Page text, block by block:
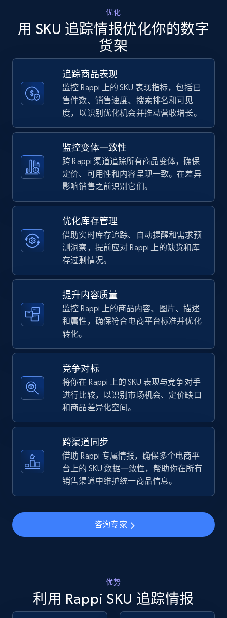
Walmart - products - Discover products by
using sku numbers
URL, Final price, Sku, Currency, Gtin,
Specifications, Image urls, Top reviews, and
more.
875+ 立即开始
URL, Title, Available, Description, Currency, Initial
price, Final price, Discount percent, and more.
TikTok Shop - category
URL, Title, Available, Description, Currency, Initial
667+
TikTok Shop - Collect TikTok shop products
URL, Title, Available, Description, Currency, Initial
price, Final price, Discount percent, and more.
TikTok Shop - discover records by shop url
URL, Title, Available, Description, Currency, Initial
667+
Seller id, URL, Seller name, Description, Detailed
info, Stars, Feedbacks, Return policy, and more.
优化
用 SKU 追踪情报优化你的数字
货架
追踪商品表现
监控 Rappi 上的 SKU 表现指标，包括已
售件数、销售速度、搜索排名和可见
度，以识别优化机会并推动营收增长。
监控变体一致性
跨 Rappi 渠道追踪所有商品变体，确保
定价、可用性和内容呈现一致。在差异
影响销售之前识别它们。
优化库存管理
借助实时库存追踪、自动提醒和需求预
测洞察，提前应对 Rappi 上的缺货和库
存过剩情况。
提升内容质量
监控 Rappi 上的商品内容、图片、描述
和属性，确保符合电商平台标准并优化
转化。
竞争对标
将你在 Rappi 上的 SKU 表现与竞争对手
进行比较，以识别市场机会、定价缺口
和商品差异化空间。
跨渠道同步
借助 Rappi 专属情报，确保多个电商平
台上的 SKU 数据一致性，帮助你在所有
销售渠道中维护统一商品信息。
咨询专家
优势
利用 Rappi SKU 追踪情报